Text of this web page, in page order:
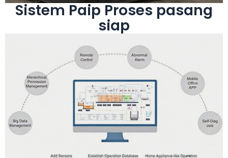
Sistem Paip Proses pasang
siap
Sistem Penyelesaian Pintar Dikuasakan AI
untuk Rawatan Air Sisa Hujung ke Hujung
Lihat Lagi